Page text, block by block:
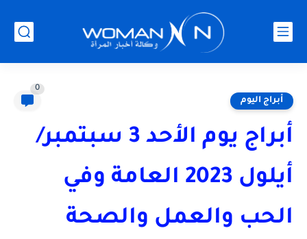
أبراج اليوم
0
أبراج يوم الأحد 3 سبتمبر/
أيلول 2023 العامة وفي
الحب والعمل والصحة